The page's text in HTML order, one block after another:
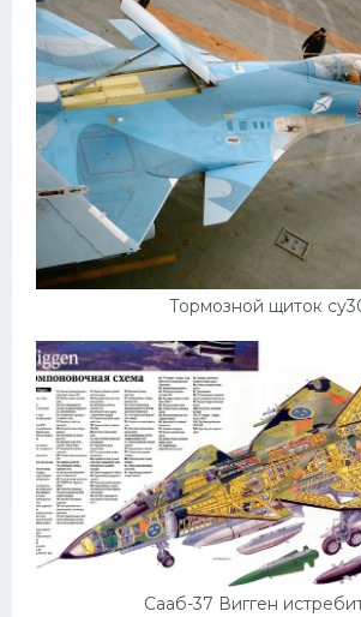
Тормозной щиток
Сааб-37 Вигген